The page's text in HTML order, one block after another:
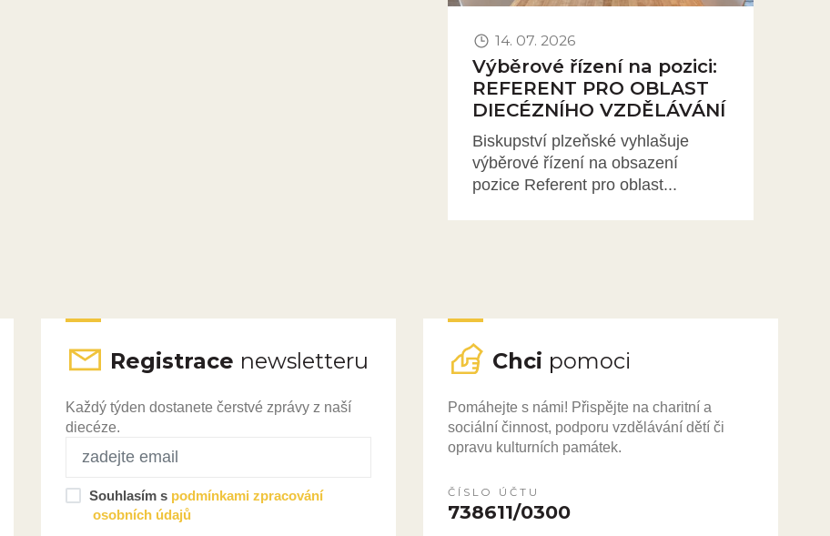
14. 07. 2026
Výběrové řízení na pozici:
REFERENT PRO OBLAST
DIECÉZNÍHO VZDĚLÁVÁNÍ
Biskupství plzeňské vyhlašuje
výběrové řízení na obsazení
pozice Referent pro oblast...
Registrace newsletteru
Každý týden dostanete čerstvé zprávy z naší
diecéze.
Souhlasím s podmínkami zpracování
osobních údajů
Chci pomoci
Pomáhejte s námi! Přispějte na charitní a
sociální činnost, podporu vzdělávání dětí či
opravu kulturních památek.
ČÍSLO ÚČTU
738611/0300